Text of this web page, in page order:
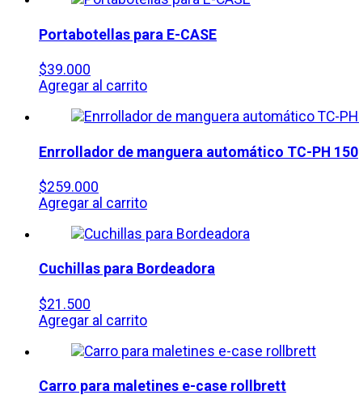
Portabotellas para E-CASE
$39.000
Agregar al carrito
Enrrollador de manguera automático TC-PH 150
$259.000
Agregar al carrito
Cuchillas para Bordeadora
$21.500
Agregar al carrito
Carro para maletines e-case rollbrett